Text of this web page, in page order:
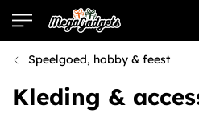
Speelgoed, hobby & feest
Kleding &